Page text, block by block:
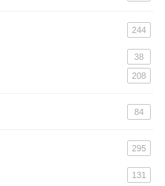
244
38
208
84
295
131